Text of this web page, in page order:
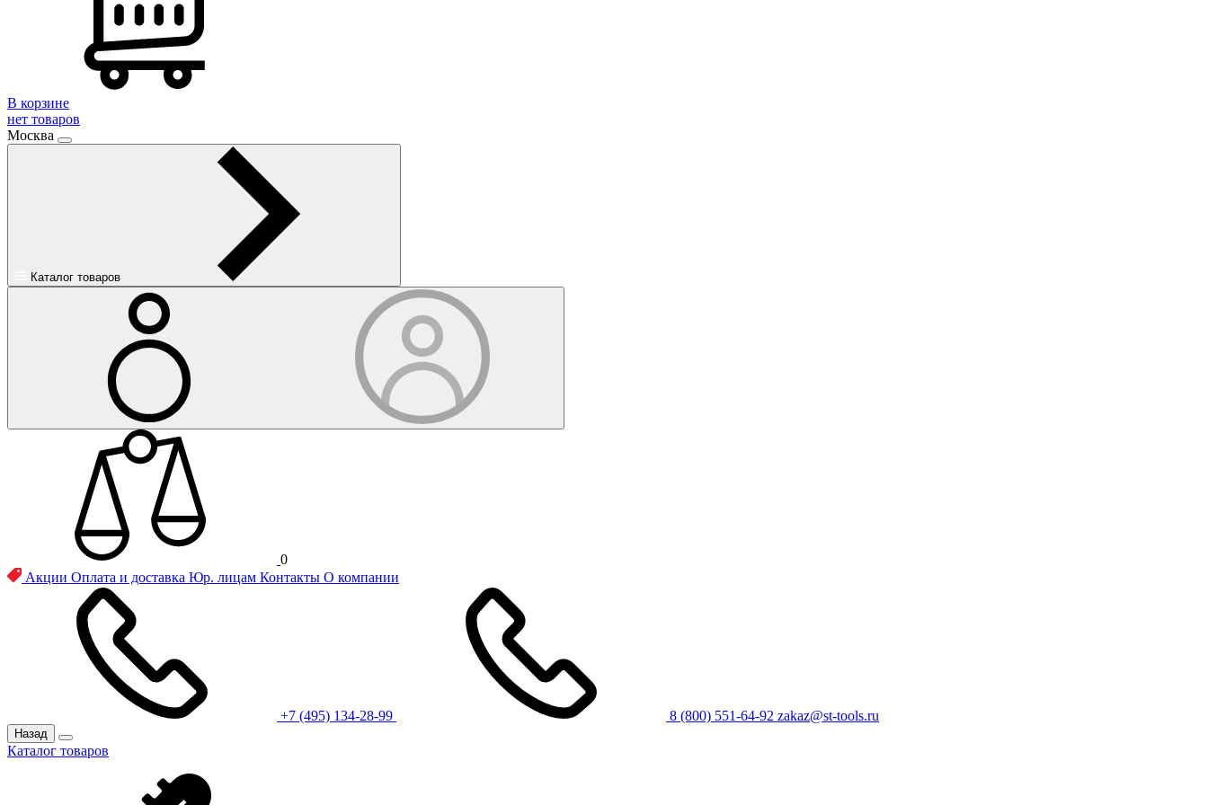
В корзине
нет товаров
Москва
Каталог товаров
0
Акции Оплата и доставка Юр. лицам Контакты О компании
+7 (495) 134-28-99 8 (800) 551-64-92 zakaz@st-tools.ru
Назад
Каталог товаров